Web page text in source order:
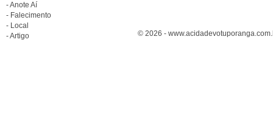
- Anote Aí
- Falecimento
- Local
- Artigo
© 2026 -